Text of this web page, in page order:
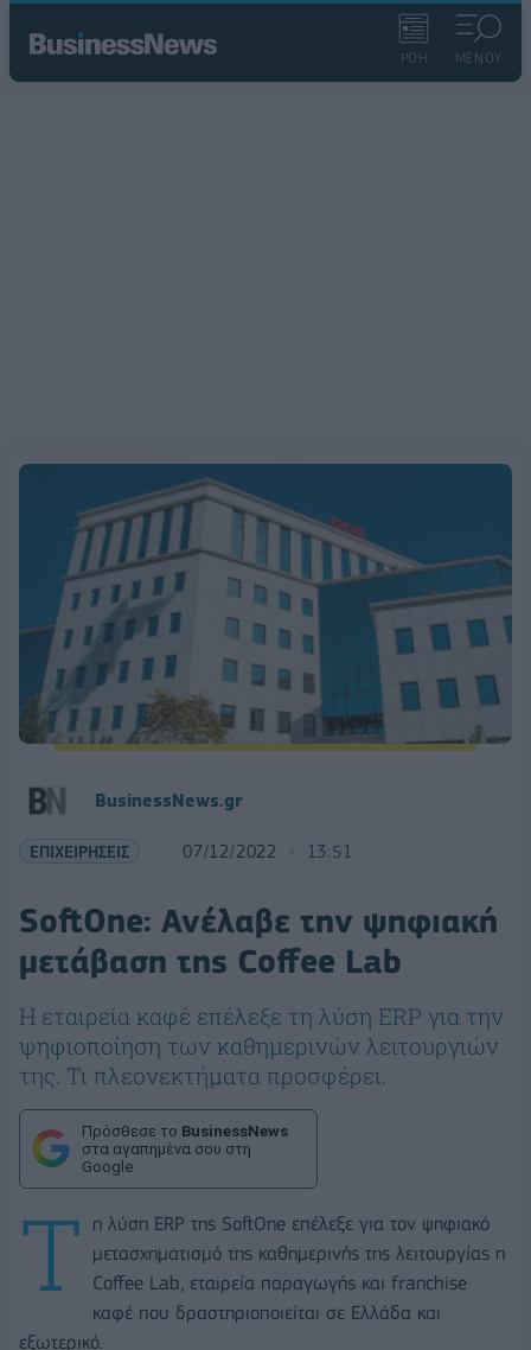
ΡΟΗ ΜΕΝΟΥ
BusinessNews.gr
ΕΠΙΧΕΙΡΗΣΕΙΣ 07/12/2022 13:51
SoftOne: Ανέλαβε την ψηφιακή
μετάβαση της Coffee Lab
Η εταιρεία καφέ επέλεξε τη λύση ERP για την
ψηφιοποίηση των καθημερινών λειτουργιών
της. Τι πλεονεκτήματα προσφέρει.
Πρόσθεσε το BusinessNews
στα αγαπημένα σου στη
Google
Τ
η λύση ERP της SoftOne επέλεξε για τον ψηφιακό
μετασχηματισμό της καθημερινής της λειτουργίας η
Coffee Lab, εταιρεία παραγωγής και franchise
καφέ που δραστηριοποιείται σε Ελλάδα και
εξωτερικό.